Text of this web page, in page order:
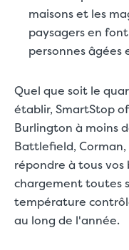
maisons et les
paysagers en
personnes âgées
Quel que soit le
établir, SmartStop
Burlington à moins
Battlefield,
répondre à tous vos
chargement toutes
température
au long de l'année.